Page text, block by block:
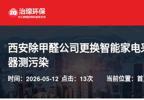
西安除甲醛公司更换智能家
器测污染
当前位置：
时间：2026-05-12 点击：13次